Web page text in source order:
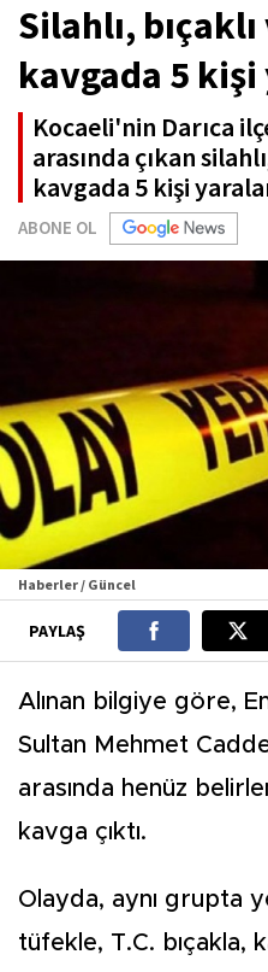
Silahlı,
kavgada 5 kişi
Kocaeli'nin Darıca
arasında çıkan
kavgada 5 kişi
ABONE OL
Haberler / Güncel
PAYLAŞ
Alınan bilgiye göre,
Sultan Mehmet
arasında henüz
kavga çıktı.
Olayda, aynı grupta
tüfekle, T.C. bıçakla,